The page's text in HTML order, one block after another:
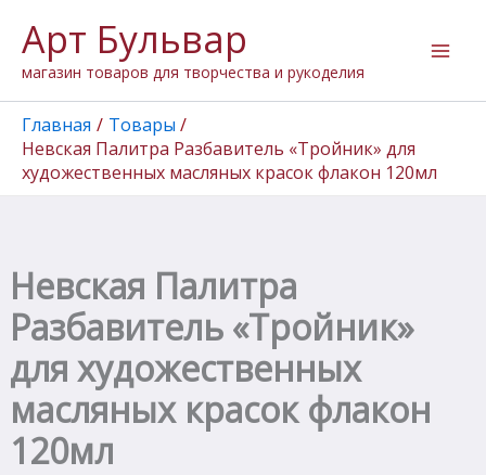
содержимому
Арт Бульвар
магазин товаров для творчества и рукоделия
Главная
Товары
Невская Палитра Разбавитель «Тройник» для
художественных масляных красок флакон 120мл
Невская Палитра
Разбавитель «Тройник»
для художественных
масляных красок флакон
120мл
товара
Невская
Палитра
Разбавитель
"Тройник"
художественных
масляных